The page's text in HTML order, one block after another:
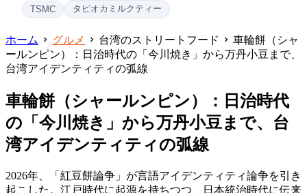
TSMC
タピオカミルクティー
ホーム グルメ 台湾のストリートフード
車輪餅（シャ
ールンピン）：日治時代の「今川焼き」から万丹小豆まで、
台湾アイデンティティの弧線
車輪餅（シャールンピン）：日治時代
の「今川焼き」から万丹小豆まで、台
湾アイデンティティの弧線
2026年、「紅豆餅論争」が言語アイデンティティ論争を引き
起こした。江戸時代に起源を持ちつつ、日本統治時代に伝来